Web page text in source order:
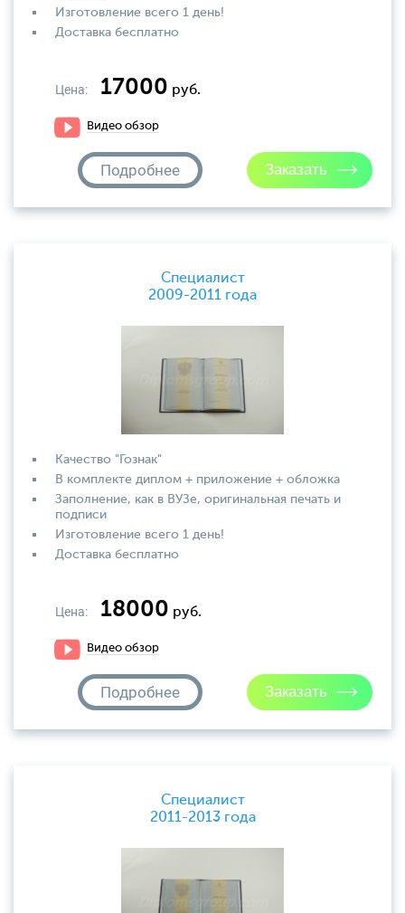
Изготовление всего 1 день!
Доставка бесплатно
Цена: 17000 руб.
Видео обзор
Подробнее
Специалист
2009-2011 года
Качество "Гознак"
В комплекте диплом + приложение + обложка
Заполнение, как в ВУЗе, оригинальная печать и
подписи
Изготовление всего 1 день!
Доставка бесплатно
Цена: 18000 руб.
Видео обзор
Подробнее
Специалист
2011-2013 года